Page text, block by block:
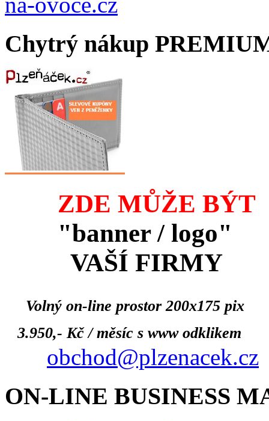
Chytrý nákup
ZDE MŮŽE BÝT
"banner / logo"
VAŠÍ FIRMY
Volný on-line prostor 200x175 pix
3.950,- Kč / měsíc s www odklikem
obchod@plzenacek.cz
ON-LINE BUSINESS